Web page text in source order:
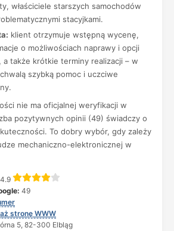
właściciele starszych samochodów
stacyjkami.
klient otrzymuje wstępną wycenę,
o możliwościach naprawy i opcji
a także krótkie terminy realizacji – w
szybką pomoc i uczciwe
nie ma oficjalnej weryfikacji w
pozytywnych opinii (49) świadczy o
To dobry wybór, gdy zależy
mechaniczno-elektronicznej w
4.9
49
stronę WWW
5, 82-300 Elbląg